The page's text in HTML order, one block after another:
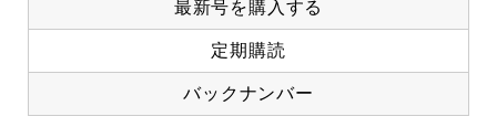
最新号を購入する
定期購読
バックナンバー